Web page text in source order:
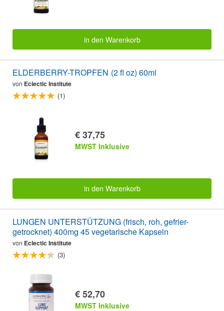
in den Warenkorb
ELDERBERRY-TROPFEN (2 fl oz) 60ml
von Eclectic Institute
(1)
€ 37,75
MWST Inklusive
in den Warenkorb
LUNGEN UNTERSTÜTZUNG (frisch, roh, gefrier-
getrocknet) 400mg 45 vegetarische Kapseln
von Eclectic Institute
(3)
€ 52,70
MWST Inklusive